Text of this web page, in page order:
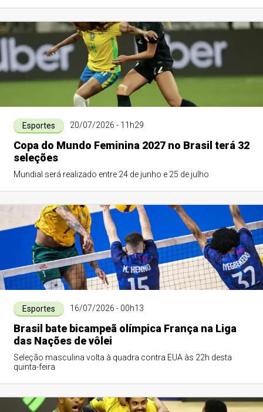
Esportes 20/07/2026 - 11h29
Copa do Mundo Feminina 2027 no Brasil terá 32
seleções
Mundial será realizado entre 24 de junho e 25 de julho
Esportes 16/07/2026 - 00h13
Brasil bate bicampeã olímpica França na Liga
das Nações de vôlei
Seleção masculina volta à quadra contra EUA às 22h desta
quinta-feira